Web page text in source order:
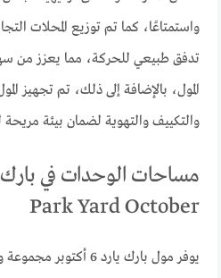
واستمتاعًا، كما تم توزيع المحلات
تدفق طبيعي للحركة، مما يعزز من
المول، بالإضافة إلى ذلك، تم تجهيز
والتكييف والتهوية لضمان بيئة مريحة
Park Yard October
يوفر مول بارك يارد 6